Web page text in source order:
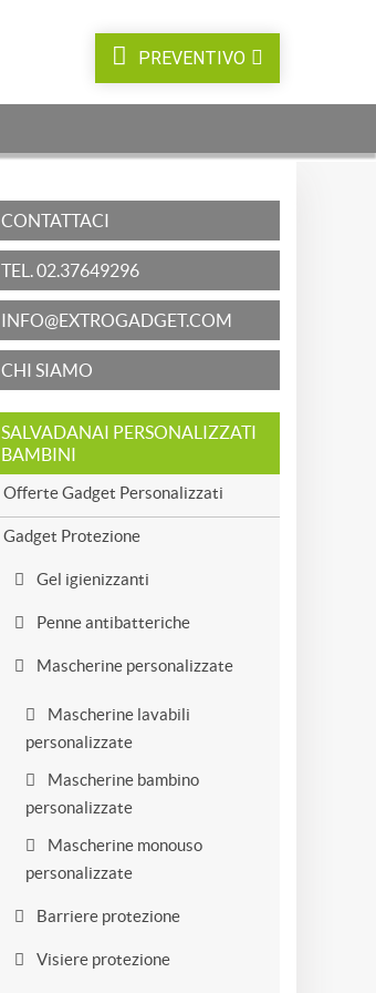
PREVENTIVO
CONTATTACI
TEL. 02.37649296
INFO@EXTROGADGET.COM
CHI SIAMO
SALVADANAI PERSONALIZZATI
BAMBINI
Offerte Gadget Personalizzati
Gadget Protezione
Gel igienizzanti
Penne antibatteriche
Mascherine personalizzate
Mascherine lavabili
personalizzate
Mascherine bambino
personalizzate
Mascherine monouso
personalizzate
Barriere protezione
Visiere protezione